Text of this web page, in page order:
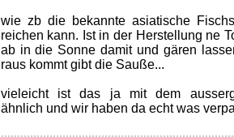
wie zb die bekannte asiatische
reichen kann. Ist in der Herstellung ne
ab in die Sonne damit und gären
raus kommt gibt die Sauße...
vieleicht ist das ja mit dem
ähnlich und wir haben da echt was